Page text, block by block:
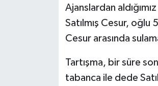
Ajanslardan
Satılmış Cesur, oğlu
Cesur arasında
Tartışma, bir süre
tabanca ile dede